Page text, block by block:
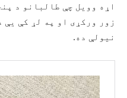
اړه وویل چې طالبانو د
زور ورکړی او په لړ کې یې
نیولې ده.